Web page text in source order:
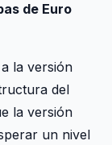
de Euro
la versión
del
la versión
un nivel